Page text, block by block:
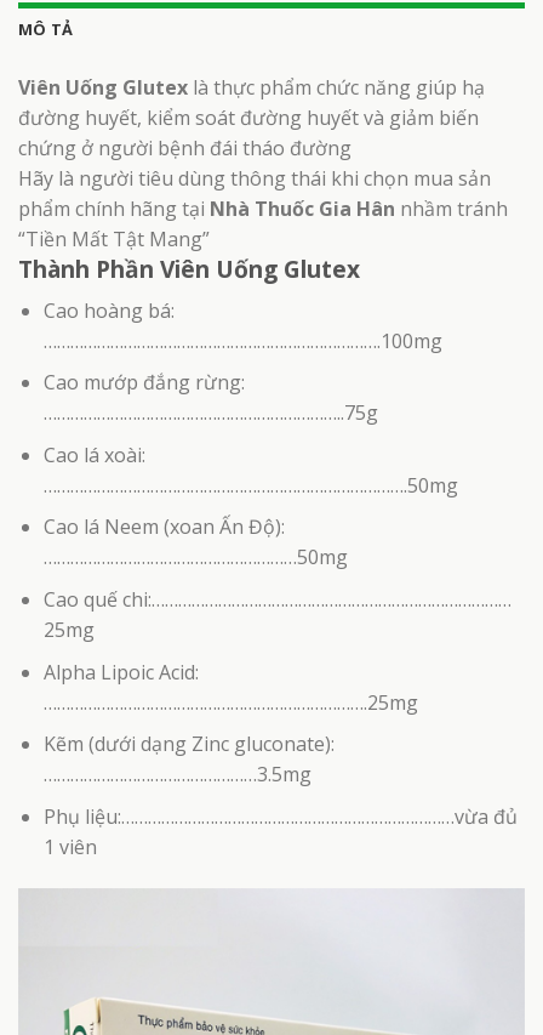
MÔ TẢ
Viên Uống Glutex là thực phẩm chức năng giúp hạ
đường huyết, kiểm soát đường huyết và giảm biến
chứng ở người bệnh đái tháo đường
Hãy là người tiêu dùng thông thái khi chọn mua sản
phẩm chính hãng tại Nhà Thuốc Gia Hân nhầm tránh
“Tiền Mất Tật Mang”
Thành Phần Viên Uống Glutex
Cao hoàng bá:
………………………………………………………………….100mg
Cao mướp đắng rừng:
…………………………………………………………..75g
Cao lá xoài:
……………………………………………………………………….50mg
Cao lá Neem (xoan Ấn Độ):
…………………………………………………50mg
Cao quế chi:………………………………………………………………………
25mg
Alpha Lipoic Acid:
……………………………………………………………….25mg
Kẽm (dưới dạng Zinc gluconate):
…………………………………………3.5mg
Phụ liệu:…………………………………………………………………vừa đủ
1 viên